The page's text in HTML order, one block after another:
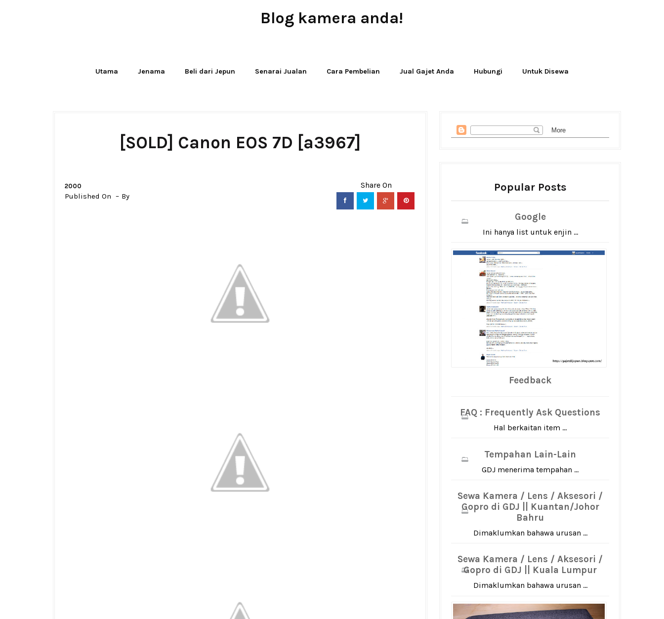
Blog kamera anda!
Utama Jenama Beli dari Jepun Senarai Jualan Cara Pembelian Jual Gajet Anda Hubungi Untuk Disewa
[SOLD] Canon EOS 7D [a3967]
2000
Published On By
Popular Posts
Google
Ini hanya list untuk enjin ...
Feedback
FAQ : Frequently Ask Questions
Hal berkaitan item ...
Tempahan Lain-Lain
GDJ menerima tempahan ...
Sewa Kamera / Lens / Aksesori /
Gopro di GDJ || Kuantan/Johor
Bahru
Dimaklumkan bahawa urusan ...
Sewa Kamera / Lens / Aksesori /
Gopro di GDJ || Kuala Lumpur
Dimaklumkan bahawa urusan ...